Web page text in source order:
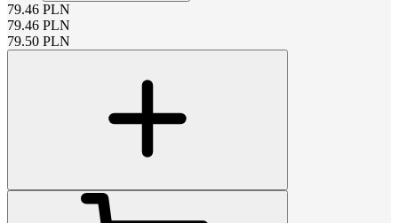
79.46 PLN
79.46 PLN
79.50 PLN